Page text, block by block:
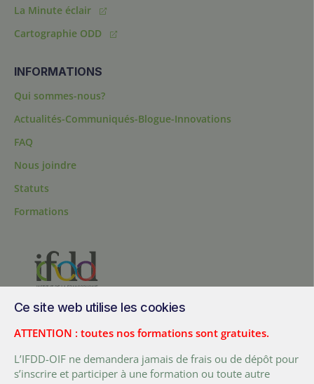
La Minute éclair
Cartographie ODD
INFORMATIONS
Qui sommes-nous?
Actualités-Communiqués-Blogue-Innovations
FAQ
Nous joindre
Statuts
Formations
Canada
Tél. :+ (1) 418 692 5727
Fax :+ (1) 418 692 5644
Ce site web utilise les cookies
ATTENTION : toutes nos formations sont gratuites.
L’IFDD-OIF ne demandera jamais de frais ou de dépôt pour
s’inscrire et participer à une formation ou toute autre